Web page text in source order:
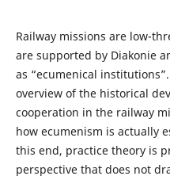
Railway missions are low-
are supported by Diakonie
as “ecumenical
overview of the historical
cooperation in the railway
how ecumenism is actually
this end, practice theory is
perspective that does not